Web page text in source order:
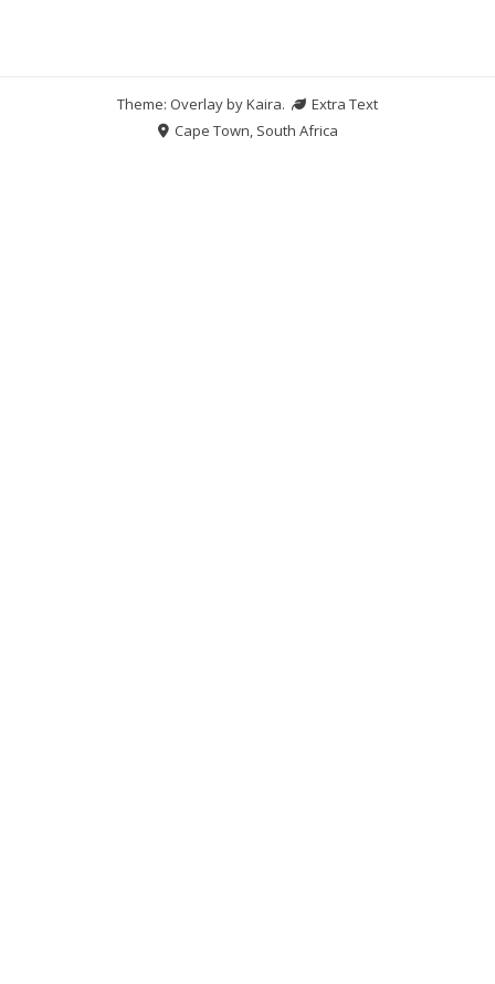
Theme: Overlay byKaira.
Extra Text
Cape Town, South Africa